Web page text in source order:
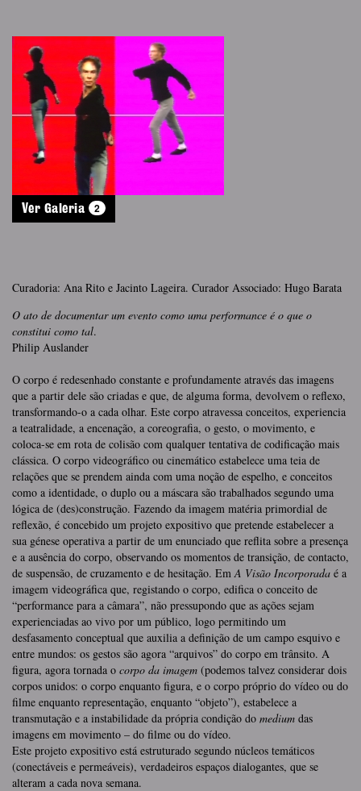
Ver Galeria 2
Curadoria: Ana Rito e Jacinto Lageira. Curador Associado: Hugo Barata
O ato de documentar um evento como uma performance é o que o
constitui como tal.
Philip Auslander
O corpo é redesenhado constante e profundamente através das imagens
que a partir dele são criadas e que, de alguma forma, devolvem o reflexo,
transformando-o a cada olhar. Este corpo atravessa conceitos, experiencia
a teatralidade, a encenação, a coreografia, o gesto, o movimento, e
coloca-se em rota de colisão com qualquer tentativa de codificação mais
clássica. O corpo videográfico ou cinemático estabelece uma teia de
relações que se prendem ainda com uma noção de espelho, e conceitos
como a identidade, o duplo ou a máscara são trabalhados segundo uma
lógica de (des)construção. Fazendo da imagem matéria primordial de
reflexão, é concebido um projeto expositivo que pretende estabelecer a
sua génese operativa a partir de um enunciado que reflita sobre a presença
e a ausência do corpo, observando os momentos de transição, de contacto,
de suspensão, de cruzamento e de hesitação. EmA Visão Incorporada é a
imagem videográfica que, registando o corpo, edifica o conceito de
“performance para a câmara”, não pressupondo que as ações sejam
experienciadas ao vivo por um público, logo permitindo um
desfasamento conceptual que auxilia a definição de um campo esquivo e
entre mundos: os gestos são agora “arquivos” do corpo em trânsito. A
figura, agora tornada o corpo da imagem (podemos talvez considerar dois
corpos unidos: o corpo enquanto figura, e o corpo próprio do vídeo ou do
filme enquanto representação, enquanto “objeto”), estabelece a
transmutação e a instabilidade da própria condição do medium das
imagens em movimento – do filme ou do vídeo.
Este projeto expositivo está estruturado segundo núcleos temáticos
(conectáveis e permeáveis), verdadeiros espaços dialogantes, que se
alteram a cada nova semana.